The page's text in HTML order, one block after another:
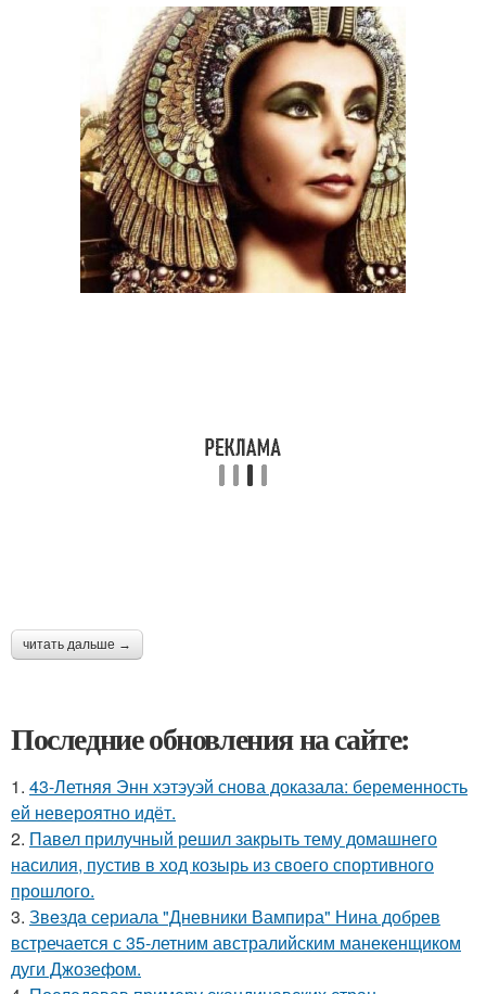
читать дальше →
Последние обновления на сайте:
1. 43-Летняя Энн хэтэуэй снова доказала: беременность
ей невероятно идёт.
2. Павел прилучный решил закрыть тему домашнего
насилия, пустив в ход козырь из своего спортивного
прошлого.
3. Звeздa сериала "Дневники Вампира" Нина добрев
встречается с 35-летним австралийским манекенщиком
дуги Джозефом.